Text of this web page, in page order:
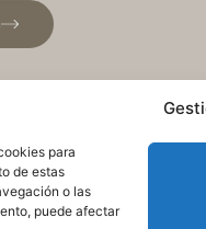
para
de estas
o las
puede afectar